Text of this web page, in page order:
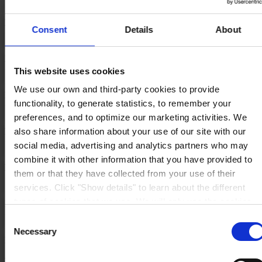
Consent Details About
This website uses cookies
We use our own and third-party cookies to provide
functionality, to generate statistics, to remember your
preferences, and to optimize our marketing activities. We
also share information about your use of our site with our
social media, advertising and analytics partners who may
combine it with other information that you have provided to
them or that they have collected from your use of their
services. Click "Show details" to learn about the different
cookies after having received your consent. You may
withdraw your consent at any time by using the link in our
. If you would like to know more how we
Selection
Necessary
Pobierz
KDWU_H37_2025_typ Z-2_I.pdf
Pobierz
KDWU_H38_2025_typ Z-2_II.pdf
Pobierz
Pobierz
KDWU_H4_2023__typ HEMPEL KOT-1-A-I EP-AY.pdf
KDWU_H40_2025__typ HEMPEL KOT-3-I EP-AY (PFP)-